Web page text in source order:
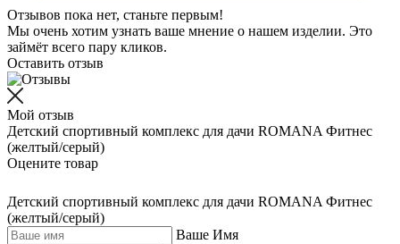
Отзывов пока нет, станьте первым!
Мы очень хотим узнать ваше мнение о нашем изделии. Это
займёт всего пару кликов.
Оставить отзыв
Мой отзыв
Детский спортивный комплекс для дачи ROMANA Фитнес
(желтый/серый)
Оцените товар
Детский спортивный комплекс для дачи ROMANA Фитнес
(желтый/серый)
Ваше Имя